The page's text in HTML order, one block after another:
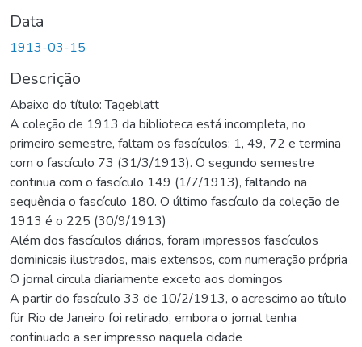
Data
1913-03-15
Descrição
Abaixo do título: Tageblatt
A coleção de 1913 da biblioteca está incompleta, no
primeiro semestre, faltam os fascículos: 1, 49, 72 e termina
com o fascículo 73 (31/3/1913). O segundo semestre
continua com o fascículo 149 (1/7/1913), faltando na
sequência o fascículo 180. O último fascículo da coleção de
1913 é o 225 (30/9/1913)
Além dos fascículos diários, foram impressos fascículos
dominicais ilustrados, mais extensos, com numeração própria
O jornal circula diariamente exceto aos domingos
A partir do fascículo 33 de 10/2/1913, o acrescimo ao título
für Rio de Janeiro foi retirado, embora o jornal tenha
continuado a ser impresso naquela cidade